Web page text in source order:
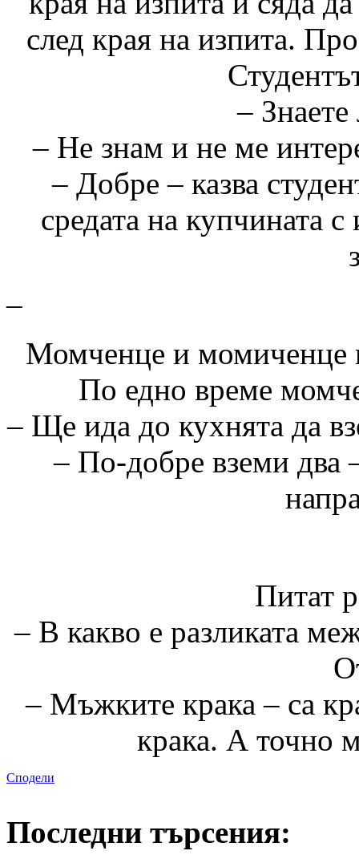
след края на изпита.
–
– Не знам и не ме
– Добре – казва
средата на купчината
–
Момченце и момиченце
По едно време
– Ще ида до кухнята да
– По-добре вземи два
Питат
– В какво е разликата
– Мъжките крака – са
крака. А точно
Сподели
Последни търсения: